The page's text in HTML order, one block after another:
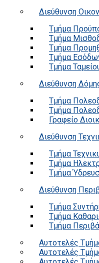
Διεύθυνση
Τμήμα
Τμήμα
Τμήμα
Τμήμα
Τμήμα
Διεύθυνση
Τμήμα
Τμήμα
Γραφείο
Διεύθυνση
Τμήμα
Τμήμα
Τμήμα
Διεύθυνση
Τμήμα
Τμήμα
Τμήμα
Αυτοτελές
Αυτοτελές